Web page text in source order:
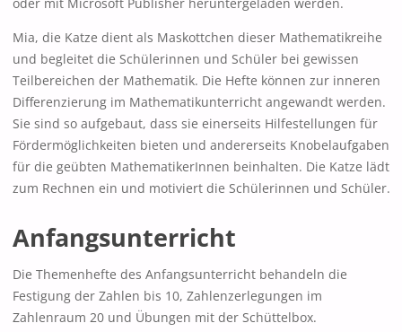
oder mit Microsoft Publisher heruntergeladen werden.
Mia, die Katze dient als Maskottchen dieser Mathematikreihe
und begleitet die Schülerinnen und Schüler bei gewissen
Teilbereichen der Mathematik. Die Hefte können zur inneren
Differenzierung im Mathematikunterricht angewandt werden.
Sie sind so aufgebaut, dass sie einerseits Hilfestellungen für
Fördermöglichkeiten bieten und andererseits Knobelaufgaben
für die geübten MathematikerInnen beinhalten. Die Katze lädt
zum Rechnen ein und motiviert die Schülerinnen und Schüler.
Anfangsunterricht
Die Themenhefte des Anfangsunterricht behandeln die
Festigung der Zahlen bis 10, Zahlenzerlegungen im
Zahlenraum 20 und Übungen mit der Schüttelbox.